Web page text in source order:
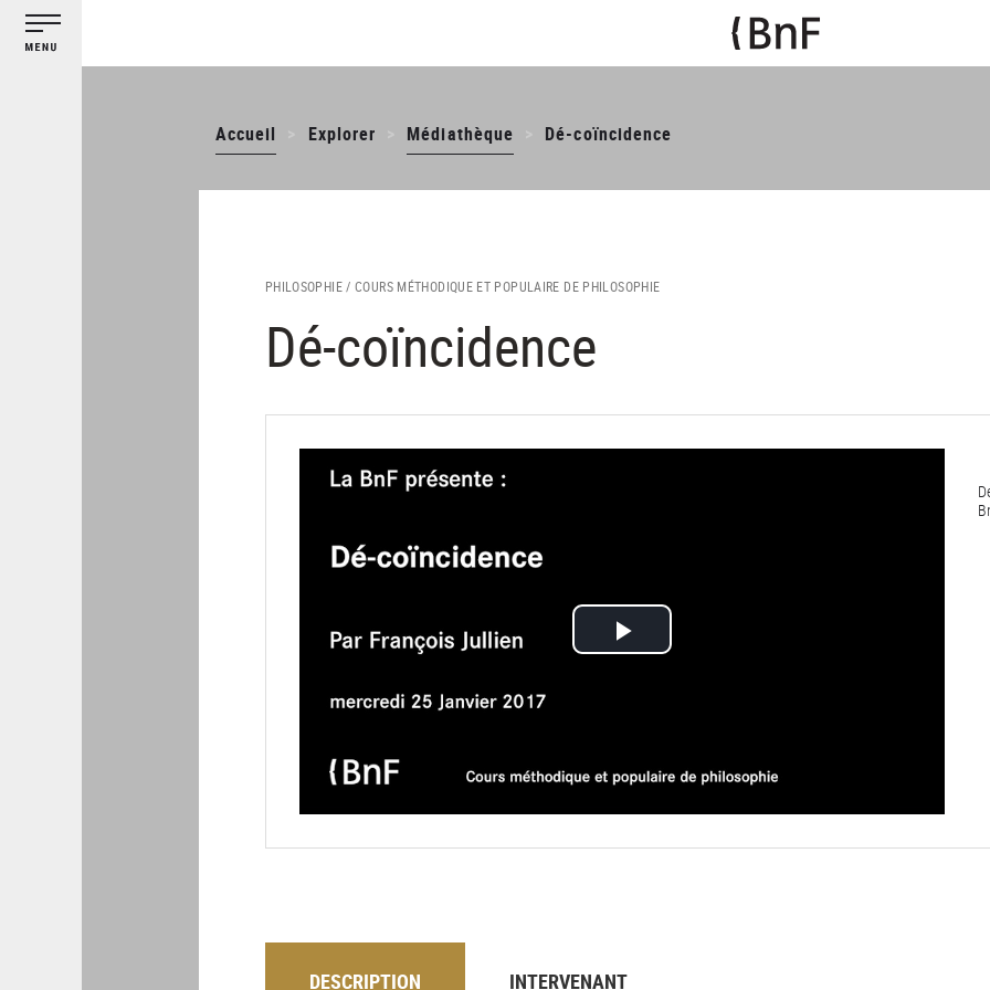
contenu
Accueil
Explorer Médiathèque Dé-coïncidence
PHILOSOPHIE / COURS MÉTHODIQUE ET POPULAIRE DE PHILOSOPHIE
Dé-coïncidence
Lire
DESCRIPTION INTERVENANT
Gestion des cookies